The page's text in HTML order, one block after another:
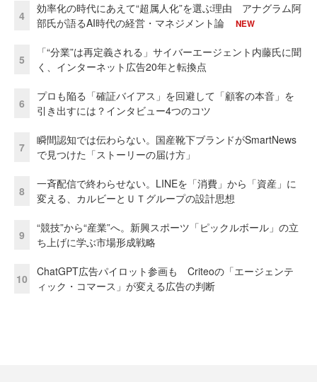
4
効率化の時代にあえて“超属人化”を選ぶ理由 アナグラム阿
部氏が語るAI時代の経営・マネジメント論
NEW
5
「“分業”は再定義される」サイバーエージェント内藤氏に聞
く、インターネット広告20年と転換点
6
プロも陥る「確証バイアス」を回避して「顧客の本音」を
引き出すには？インタビュー4つのコツ
7
瞬間認知では伝わらない。国産靴下ブランドがSmartNews
で見つけた「ストーリーの届け方」
8
一斉配信で終わらせない。LINEを「消費」から「資産」に
変える、カルビーとＵＴグループの設計思想
9
“競技”から“産業”へ。新興スポーツ「ピックルボール」の立
ち上げに学ぶ市場形成戦略
10
ChatGPT広告パイロット参画も Criteoの「エージェンテ
ィック・コマース」が変える広告の判断